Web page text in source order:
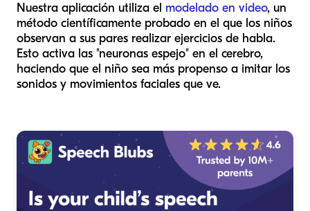
Nuestra aplicación utiliza el modelado en video, un
método científicamente probado en el que los niños
observan a sus pares realizar ejercicios de habla.
Esto activa las "neuronas espejo" en el cerebro,
haciendo que el niño sea más propenso a imitar los
sonidos y movimientos faciales que ve.